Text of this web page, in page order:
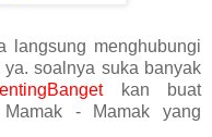
langsung menghubungi
soalnya suka banyak
kan buat
- Mamak yang